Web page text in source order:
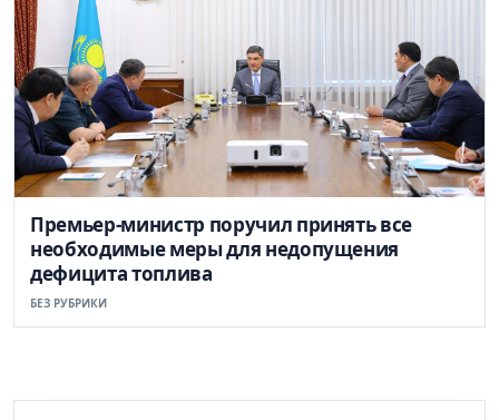
Премьер-министр поручил принять все
необходимые меры для недопущения
дефицита топлива
БЕЗ РУБРИКИ